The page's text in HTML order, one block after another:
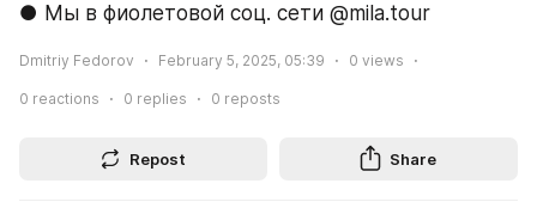
● Мы в фиолетовой соц. сети @mila.tour
Dmitriy Fedorov February 5, 2025, 05:39 0 views
0 reactions 0 replies 0 reposts
Repost Share